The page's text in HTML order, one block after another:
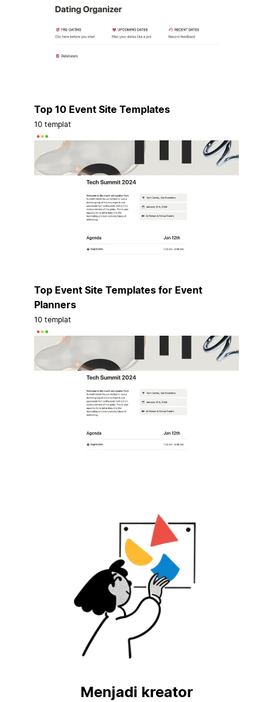
Top 10 Event Site Templates
10 templat
Top Event Site Templates for Event
Planners
10 templat
Menjadi kreator